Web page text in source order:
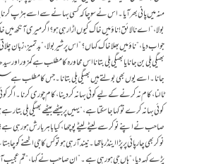
منہ میں پانی بھر آیا۔ اس نے سوچا کہ کسی بہانے سے اسے ہڑپ کرنا
بولا، “اے نالائق! ناؤ میں خاک کیوں اڑا رہی ہو؟ اگر میری آنکھ
جواب دیا، “ناؤ میں بھلا خاک کہاں؟”اس پر شیر بولا، “بد تمیز، زبان
بھیگی بلی بن جانا یا بھیگی بلی بتانا اس محاورہ کا مطلب ہے کمزور اور
جانا۔ اسے یوں بھی بولتے ہیں بھیگی بلی بتانا۔ جس کا مطلب ہے
ٹالنا، کام نہ کرنے کے لیے کوئی بہانہ کر دینا، کام چوری کرنا۔
کوئی بہانہ کرے تو کہا جاسکتا ہے، “یہیں پر بیٹھے بیٹھے بھیگی بلی
صاحب نے اپنے نوکر سے لیٹے لیٹے پوچھا، کیا باہر بارش ہو رہی
نوکر بھی چارپائی پر پڑا اینڈ رہا تھا۔ نیند آ رہی ہو تو کس کا جی
پڑے کہہ دیا، “ہاں جی ہو رہی ہے۔” ان صاحب نے کہا، “تم عجیب